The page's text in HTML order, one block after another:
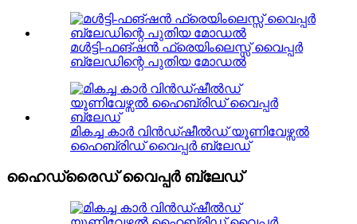
മൾട്ടി-ഫങ്ഷൻ ഫ്രെയിംലെസ്സ് വൈപ്പർ
ബ്ലേഡിന്റെ പുതിയ മോഡൽ
മികച്ച കാർ വിൻഡ്ഷീൽഡ് യൂണിവേഴ്സൽ
ഹൈബ്രിഡ് വൈപ്പർ ബ്ലേഡ്
ഹൈഡ്രൈഡ് വൈപ്പർ ബ്ലേഡ്